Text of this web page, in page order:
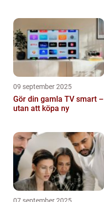
09 september 2025
Gör din gamla TV smart –
utan att köpa ny